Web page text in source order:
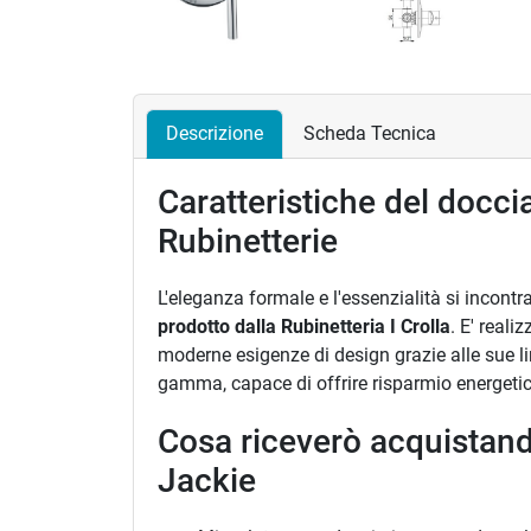
Descrizione Scheda Tecnica
Caratteristiche del
Rubinetterie
L'eleganza formale e l'essenzialità si
prodotto dalla Rubinetteria I Crolla. E'
moderne esigenze di design grazie alle sue
gamma, capace di offrire risparmio
Cosa riceverò
Jackie